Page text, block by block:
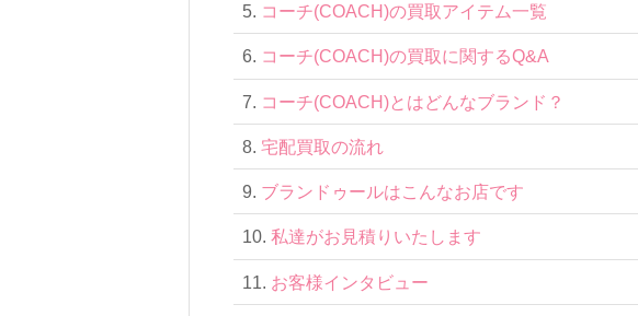
コーチ(COACH)の買取アイテム一覧
コーチ(COACH)の買取に関するQ&A
コーチ(COACH)とはどんなブランド？
宅配買取の流れ
ブランドゥールはこんなお店です
私達がお見積りいたします
お客様インタビュー